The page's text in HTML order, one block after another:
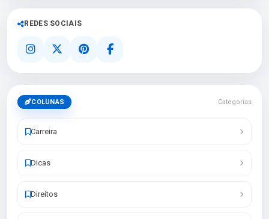
REDES SOCIAIS
COLUNAS Categorias
Carreira
Dicas
Direitos